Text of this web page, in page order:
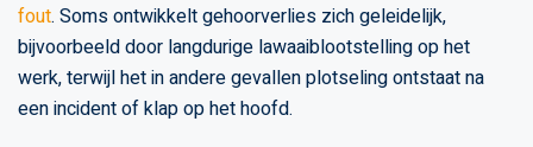
fout. Soms ontwikkelt gehoorverlies zich geleidelijk,
bijvoorbeeld door langdurige lawaaiblootstelling op het
werk, terwijl het in andere gevallen plotseling ontstaat na
een incident of klap op het hoofd.